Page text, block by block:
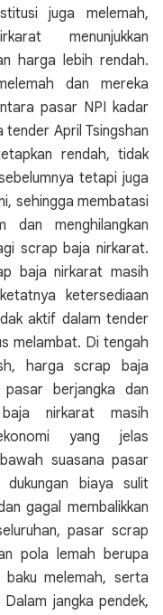
juga melemah,
menunjukkan
harga lebih rendah.
dan mereka
pasar NPI kadar
tender April Tsingshan
rendah, tidak
tetapi juga
sehingga membatasi
dan menghilangkan
scrap baja nirkarat.
baja nirkarat masih
ketersediaan
aktif dalam tender
melambat. Di tengah
harga scrap baja
berjangka dan
nirkarat masih
yang jelas
suasana pasar
biaya sulit
gagal membalikkan
pasar scrap
pola lemah berupa
melemah, serta
jangka pendek,